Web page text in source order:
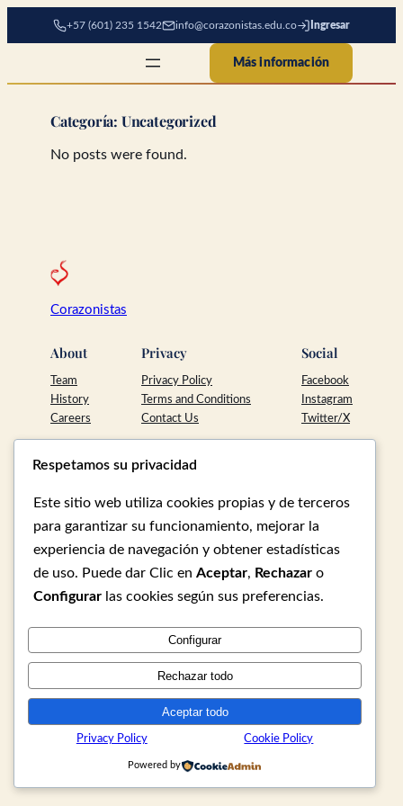
Saltar al contenido
+57 (601) 235 1542 info@corazonistas.edu.co Ingresar
Más información
Categoría: Uncategorized
No posts were found.
Corazonistas
About
Team
History
Careers
Privacy
Privacy Policy
Terms and Conditions
Contact Us
Social
Facebook
Instagram
Twitter/X
Designed with WordPress
Respetamos su privacidad
Este sitio web utiliza cookies propias y de terceros
para garantizar su funcionamiento, mejorar la
experiencia de navegación y obtener estadísticas
de uso. Puede dar Clic en Aceptar, Rechazar o
Configurar las cookies según sus preferencias.
Configurar
Rechazar todo
Aceptar todo
Privacy Policy Cookie Policy
Powered by